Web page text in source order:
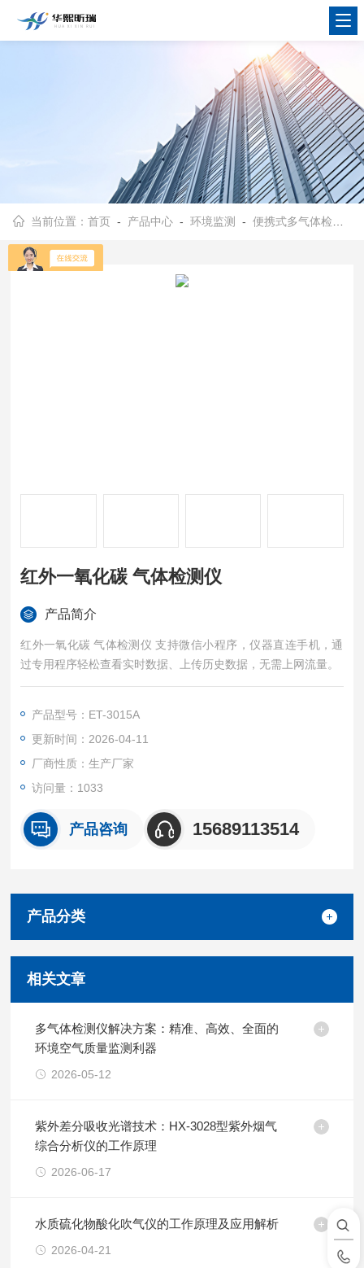
当前位置：首页 - 产品中心 -环境监测 -便携式多气体检测仪
红外一氧化碳 气体检测仪
产品简介
红外一氧化碳 气体检测仪 支持微信小程序，仪器直连手机，通
过专用程序轻松查看实时数据、上传历史数据，无需上网流量。
产品型号：ET-3015A
更新时间：2026-04-11
厂商性质：生产厂家
访问量：1033
产品咨询 15689113514
产品分类
相关文章
多气体检测仪解决方案：精准、高效、全面的
环境空气质量监测利器
2026-05-12
紫外差分吸收光谱技术：HX-3028型紫外烟气
综合分析仪的工作原理
2026-06-17
水质硫化物酸化吹气仪的工作原理及应用解析
2026-04-21